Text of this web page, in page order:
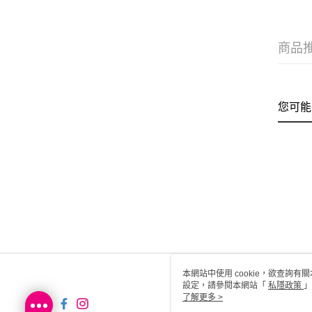
商品
您可
本網站中使用 cookie，欲查詢有
設定，請參閱本網站「 私隱政策
用 cookie。
了解更多 >